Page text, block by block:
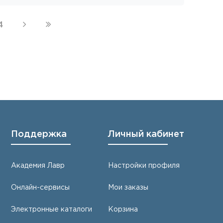
Поддержка
Академия Лавр
Онлайн-сервисы
Электронные каталоги
Личный кабинет
Настройки профиля
Мои заказы
Корзина